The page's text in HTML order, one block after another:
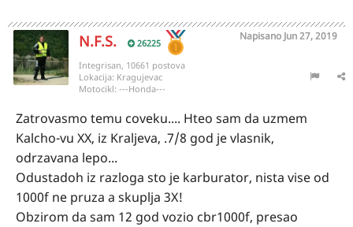
N.F.S. 26225
Napisano Jun 27, 2019
Integrisan, 10661 postova
Lokacija: Kragujevac
Motocikl: ---Honda---
Zatrovasmo temu coveku.... Hteo sam da uzmem
Kalcho-vu XX, iz Kraljeva, .7/8 god je vlasnik,
odrzavana lepo...
Odustadoh iz razloga sto je karburator, nista vise od
1000f ne pruza a skuplja 3X!
Obzirom da sam 12 god vozio cbr1000f, presao